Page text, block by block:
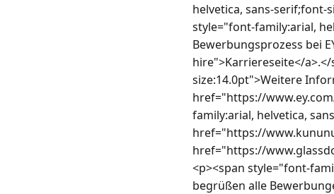
helvetica, sans-serif;font-
style="font-family:arial,
Bewerbungsprozess bei
hire">Karriereseite</
size:14.0pt">Weitere
href="https://
family:arial, helvetica,
href="https://
href="https://
<p><span style="font-
begrüßen alle